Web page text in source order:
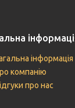
інформація
компанію
про нас